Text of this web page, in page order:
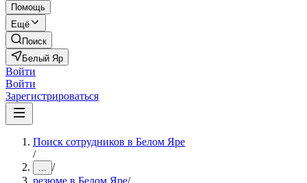
Помощь
Ещё
Поиск
Белый Яр
Войти
Войти
Зарегистрироваться
Поиск сотрудников в Белом Яре
/
... /
резюме в Белом Яре/